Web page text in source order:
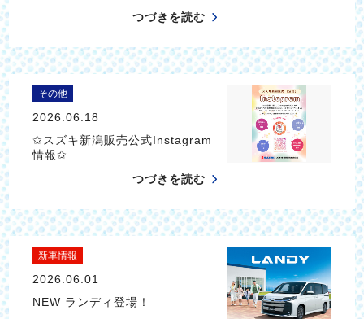
つづきを読む
その他
2026.06.18
✩スズキ新潟販売公式Instagram
情報✩
つづきを読む
新車情報
2026.06.01
NEW ランディ登場！